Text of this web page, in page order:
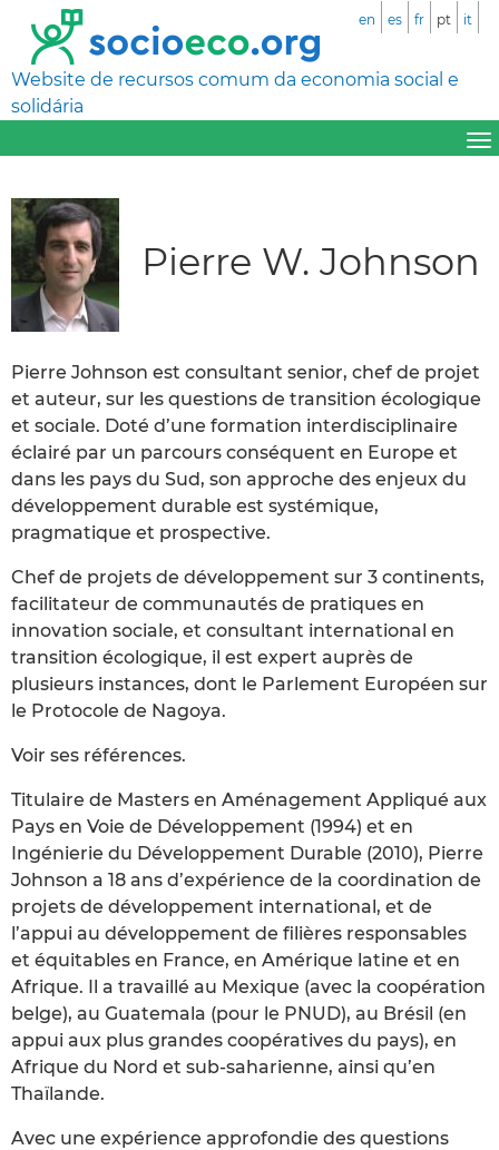
Website de recursos comum da economia social e
solidária
en es fr pt it
Pierre W. Johnson
Pierre Johnson est consultant senior, chef de projet
et auteur, sur les questions de transition écologique
et sociale. Doté d’une formation interdisciplinaire
éclairé par un parcours conséquent en Europe et
dans les pays du Sud, son approche des enjeux du
développement durable est systémique,
pragmatique et prospective.
Chef de projets de développement sur 3 continents,
facilitateur de communautés de pratiques en
innovation sociale, et consultant international en
transition écologique, il est expert auprès de
plusieurs instances, dont le Parlement Européen sur
le Protocole de Nagoya.
Voir ses références.
Titulaire de Masters en Aménagement Appliqué aux
Pays en Voie de Développement (1994) et en
Ingénierie du Développement Durable (2010), Pierre
Johnson a 18 ans d’expérience de la coordination de
projets de développement international, et de
l’appui au développement de filières responsables
et équitables en France, en Amérique latine et en
Afrique. Il a travaillé au Mexique (avec la coopération
belge), au Guatemala (pour le PNUD), au Brésil (en
appui aux plus grandes coopératives du pays), en
Afrique du Nord et sub-saharienne, ainsi qu’en
Thaïlande.
Avec une expérience approfondie des questions